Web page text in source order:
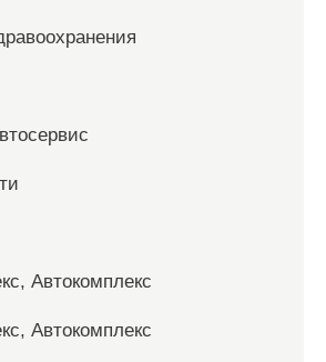
Автокомплекс
Автокомплекс